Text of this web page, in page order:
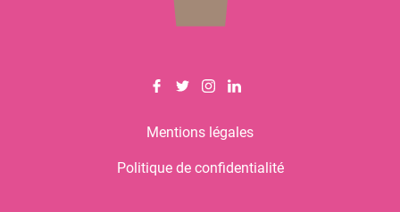
Mentions légales
Politique de confidentialité